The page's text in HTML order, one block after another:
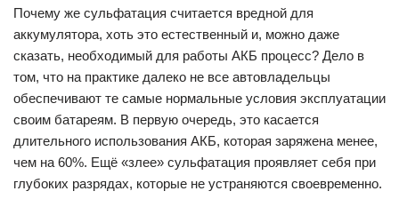
Почему же сульфатация считается вредной для
аккумулятора, хоть это естественный и, можно даже
сказать, необходимый для работы АКБ процесс? Дело в
том, что на практике далеко не все автовладельцы
обеспечивают те самые нормальные условия эксплуатации
своим батареям. В первую очередь, это касается
длительного использования АКБ, которая заряжена менее,
чем на 60%. Ещё «злее» сульфатация проявляет себя при
глубоких разрядах, которые не устраняются своевременно.